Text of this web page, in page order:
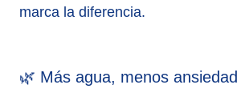
marca la diferencia.
🌿 Más agua, menos ansiedad